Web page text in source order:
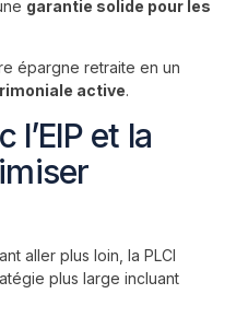
garantie solide pour les
épargne retraite en un
active.
et la
aller plus loin, la PLCI
plus large incluant